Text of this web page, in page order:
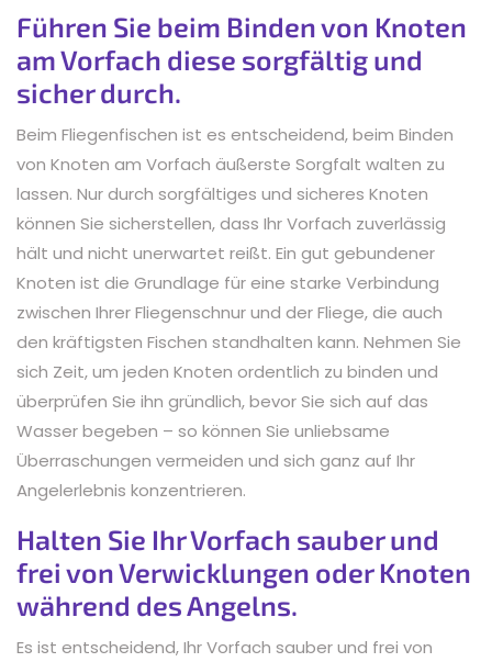
Führen Sie beim Binden von Knoten
am Vorfach diese sorgfältig und
sicher durch.
Beim Fliegenfischen ist es entscheidend, beim Binden
von Knoten am Vorfach äußerste Sorgfalt walten zu
lassen. Nur durch sorgfältiges und sicheres Knoten
können Sie sicherstellen, dass Ihr Vorfach zuverlässig
hält und nicht unerwartet reißt. Ein gut gebundener
Knoten ist die Grundlage für eine starke Verbindung
zwischen Ihrer Fliegenschnur und der Fliege, die auch
den kräftigsten Fischen standhalten kann. Nehmen Sie
sich Zeit, um jeden Knoten ordentlich zu binden und
überprüfen Sie ihn gründlich, bevor Sie sich auf das
Wasser begeben – so können Sie unliebsame
Überraschungen vermeiden und sich ganz auf Ihr
Angelerlebnis konzentrieren.
Halten Sie Ihr Vorfach sauber und
frei von Verwicklungen oder Knoten
während des Angelns.
Es ist entscheidend, Ihr Vorfach sauber und frei von